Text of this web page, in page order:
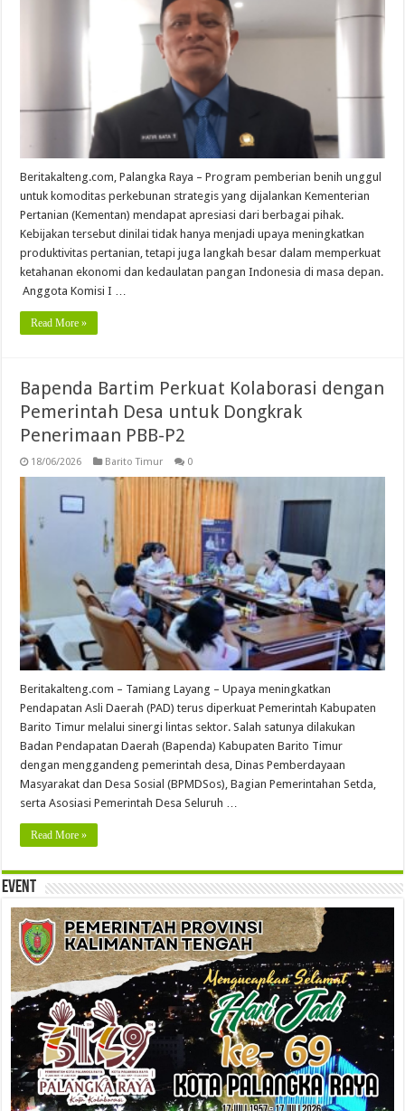
Beritakalteng.com, Palangka Raya – Program pemberian benih unggul
untuk komoditas perkebunan strategis yang dijalankan Kementerian
Pertanian (Kementan) mendapat apresiasi dari berbagai pihak.
Kebijakan tersebut dinilai tidak hanya menjadi upaya meningkatkan
produktivitas pertanian, tetapi juga langkah besar dalam memperkuat
ketahanan ekonomi dan kedaulatan pangan Indonesia di masa depan.
‎ ‎Anggota Komisi I …
Read More »
Bapenda Bartim Perkuat Kolaborasi dengan
Pemerintah Desa untuk Dongkrak
Penerimaan PBB-P2
18/06/2026 Barito Timur 0
Beritakalteng.com – Tamiang Layang – Upaya meningkatkan
Pendapatan Asli Daerah (PAD) terus diperkuat Pemerintah Kabupaten
Barito Timur melalui sinergi lintas sektor. Salah satunya dilakukan
Badan Pendapatan Daerah (Bapenda) Kabupaten Barito Timur
dengan menggandeng pemerintah desa, Dinas Pemberdayaan
Masyarakat dan Desa Sosial (BPMDSos), Bagian Pemerintahan Setda,
serta Asosiasi Pemerintah Desa Seluruh …
Read More »
Event